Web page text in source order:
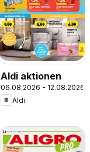
Aldi aktionen
06.08.2026 - 12.08.2026
Aldi